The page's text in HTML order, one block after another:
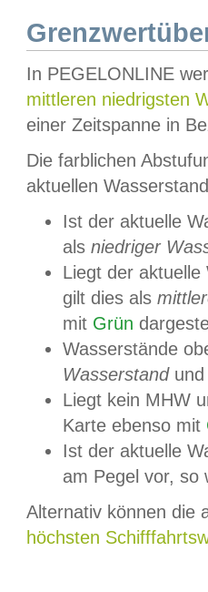
In PEGELONLINE
mittleren niedrigsten
einer Zeitspanne in
Die farblichen
aktuellen
Ist der aktuelle
als niedriger
Liegt der
gilt dies als
mit Grün
Wasserstände
Wasserstandund
Liegt kein MHW
Karte ebenso mit
Ist der aktuelle
am Pegel vor,
Alternativ können die
höchsten